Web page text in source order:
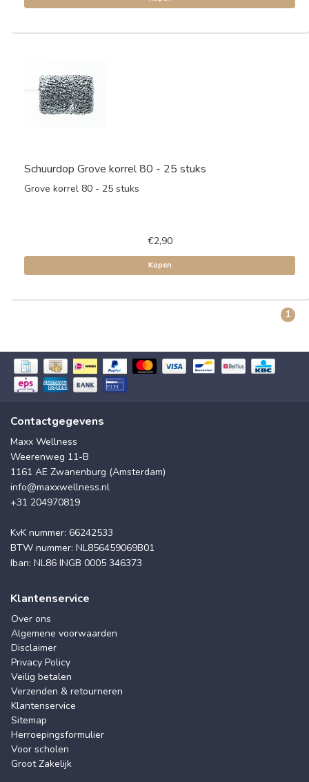
Schuurdop Grove korrel 80 - 25 stuks
Grove korrel 80 - 25 stuks
€2,90
Kopen
1
Contactgegevens
Maxx Wellness
Weerenweg 11-B
1161 AE Zwanenburg (Amsterdam)
info@maxxwellness.nl
+31 204970819
KvK nummer: 66242533
BTW nummer: NL856459069B01
Iban: NL86 INGB 0005 346373
Klantenservice
Over ons
Algemene voorwaarden
Disclaimer
Privacy Policy
Veilig betalen
Verzenden & retourneren
Klantenservice
Sitemap
Herroepingsformulier
Voor scholen
Groot Zakelijk